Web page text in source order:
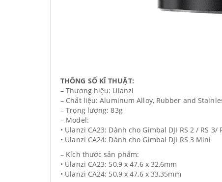
THÔNG SỐ KĨ THUẬT:
– Thương hiệu: Ulanzi
– Chất liệu: Aluminum Alloy, Rubber and
– Trọng lượng: 83g
– Model:
• Ulanzi CA23: Dành cho Gimbal DJI RS 2 / RS 3/
• Ulanzi CA24: Dành cho Gimbal DJI RS 3 Mini
– Kích thước sản phẩm:
• Ulanzi CA23: 50,9 x 47,6 x 32,6mm
• Ulanzi CA24: 50,9 x 47,6 x 33,35mm